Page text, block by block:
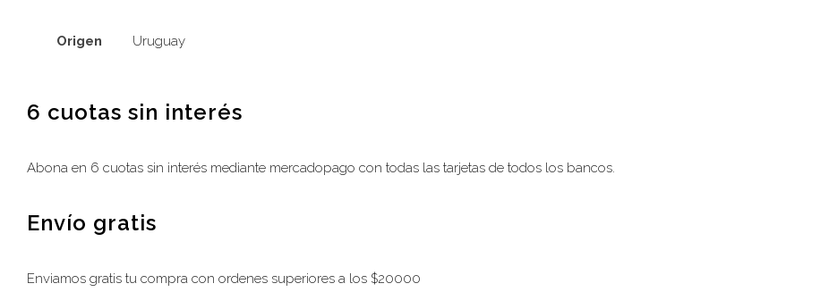
Origen Uruguay
6 cuotas sin interés
Abona en 6 cuotas sin interés mediante mercadopago con todas las tarjetas de todos los bancos.
Envío gratis
Enviamos gratis tu compra con ordenes superiores a los $20000